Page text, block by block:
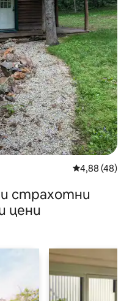
Средна
4,88 (48)
страхотни
цени